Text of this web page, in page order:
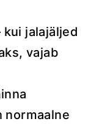
jalajäljed
vajab
normaalne